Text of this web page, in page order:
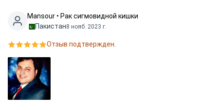
Mansour • Рак сигмовидной кишки
Пакистан8 нояб. 2023 г.
Отзыв подтвержден.